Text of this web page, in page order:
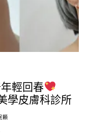
輕回春
學皮膚科診所
顆